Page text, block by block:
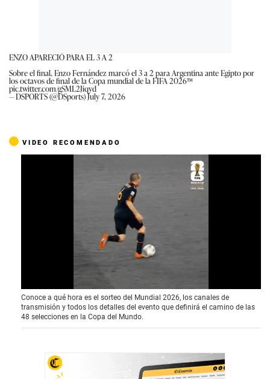
ENZO APARECIÓ PARA EL 3 A 2
Sobre el final, Enzo Fernández marcó el 3 a 2 para Argentina ante Egipto por
los octavos de final de la Copa mundial de la FIFA 2026™
pic.twitter.com/gSML2Jiqyd
— DSPORTS (@DSports)July 7, 2026
VIDEO RECOMENDADO
0
o
f
4
1
Conoce a qué hora es el sorteo del Mundial 2026, los canales de
transmisión y todos los detalles del evento que definirá el camino de las
48 selecciones en la Copa del Mundo.